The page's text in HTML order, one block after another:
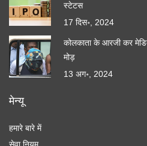
स्टेटस
17 दिस॰, 2024
कोलकाता के आरजी कर
मोड़
13 अग॰, 2024
मेन्यू
हमारे बारे में